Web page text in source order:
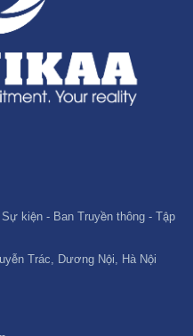
kiện - Ban Truyền thông - Tập
Trác, Dương Nội, Hà Nội